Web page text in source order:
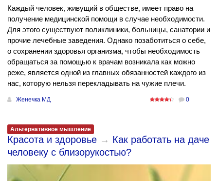
Каждый человек, живущий в обществе, имеет право на
получение медицинской помощи в случае необходимости.
Для этого существуют поликлиники, больницы, санатории и
прочие лечебные заведения. Однако позаботиться о себе,
о сохранении здоровья организма, чтобы необходимость
обращаться за помощью к врачам возникала как можно
реже, является одной из главных обязанностей каждого из
нас, которую нельзя перекладывать на чужие плечи.
Женечка МД 0
Альтернативное мышление
Красота и здоровье → Как работать на даче
человеку с близорукостью?